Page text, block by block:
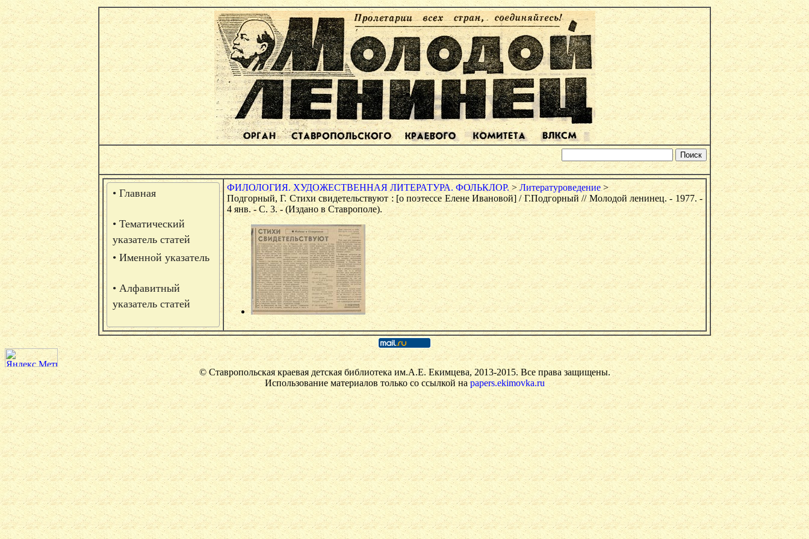
• Главная
• Тематический
указатель статей
• Именной указатель
• Алфавитный
указатель статей
ФИЛОЛОГИЯ. ХУДОЖЕСТВЕННАЯ ЛИТЕРАТУРА. ФОЛЬКЛОР.>Литературоведение >
Подгорный, Г. Стихи свидетельствуют : [о поэтессе Елене Ивановой] / Г.Подгорный // Молодой ленинец. - 1977. -
4 янв. - С. 3. - (Издано в Ставрополе).
© Ставропольская краевая детская библиотека им.А.Е. Екимцева, 2013-2015. Все права защищены.
Использование материалов только со ссылкой наpapers.ekimovka.ru